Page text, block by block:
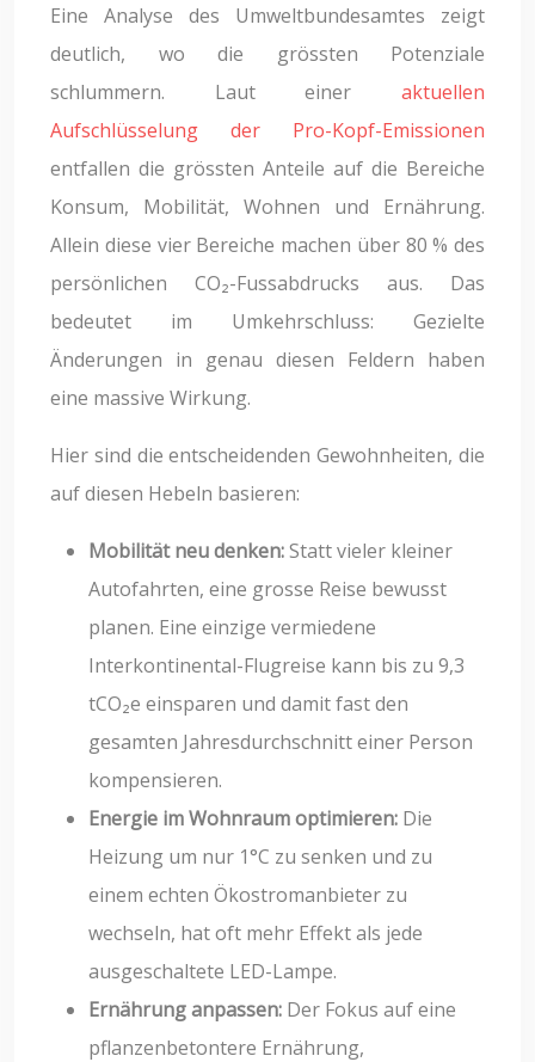
Eine Analyse des Umweltbundesamtes zeigt
deutlich, wo die grössten Potenziale
schlummern. Laut einer aktuellen
Aufschlüsselung der Pro-Kopf-Emissionen
entfallen die grössten Anteile auf die Bereiche
Konsum, Mobilität, Wohnen und Ernährung.
Allein diese vier Bereiche machen über 80 % des
persönlichen CO₂-Fussabdrucks aus. Das
bedeutet im Umkehrschluss: Gezielte
Änderungen in genau diesen Feldern haben
eine massive Wirkung.
Hier sind die entscheidenden Gewohnheiten, die
auf diesen Hebeln basieren:
Mobilität neu denken:Statt vieler kleiner
Autofahrten, eine grosse Reise bewusst
planen. Eine einzige vermiedene
Interkontinental-Flugreise kann bis zu 9,3
tCO₂e einsparen und damit fast den
gesamten Jahresdurchschnitt einer Person
kompensieren.
Energie im Wohnraum optimieren: Die
Heizung um nur 1°C zu senken und zu
einem echten Ökostromanbieter zu
wechseln, hat oft mehr Effekt als jede
ausgeschaltete LED-Lampe.
Ernährung anpassen: Der Fokus auf eine
pflanzenbetontere Ernährung,